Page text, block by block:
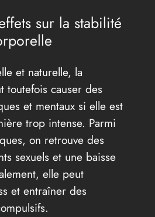
sur la stabilité
et naturelle, la
toutefois causer des
et mentaux si elle est
trop intense. Parmi
on retrouve des
sexuels et une baisse
elle peut
et entraîner des